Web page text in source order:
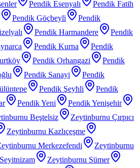
Pendik Esenyalı
Pendik Fatih
Pendik Göçbeyli
Pendik
Pendik Harmandere
Pendik
Pendik Kurna
Pendik
Pendik Orhangazi
Pendik
Pendik Sanayi
Pendik
Pendik Şeyhli
Pendik
Pendik Yeni
Pendik Yenişehir
Beştelsiz
Zeytinburnu Çırpıcı
Zeytinburnu Kazlıçeşme
Merkezefendi
Zeytinburnu
Zeytinburnu Sümer